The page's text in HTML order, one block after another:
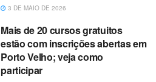
3 DE MAIO DE 2026
Mais de 20 cursos gratuitos
estão com inscrições abertas em
Porto Velho; veja como
participar